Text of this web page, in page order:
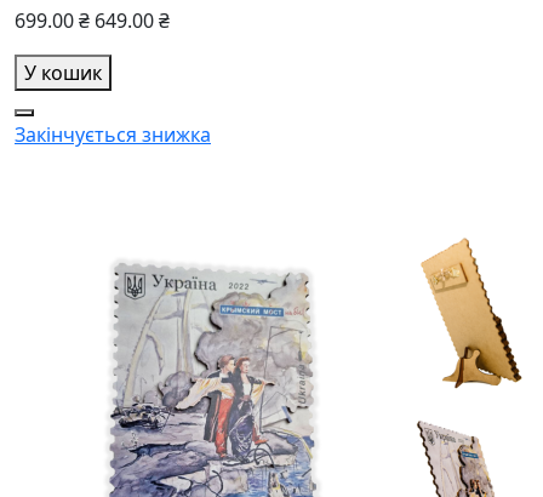
699.00 ₴ 649.00 ₴
У кошик
Закінчується знижка